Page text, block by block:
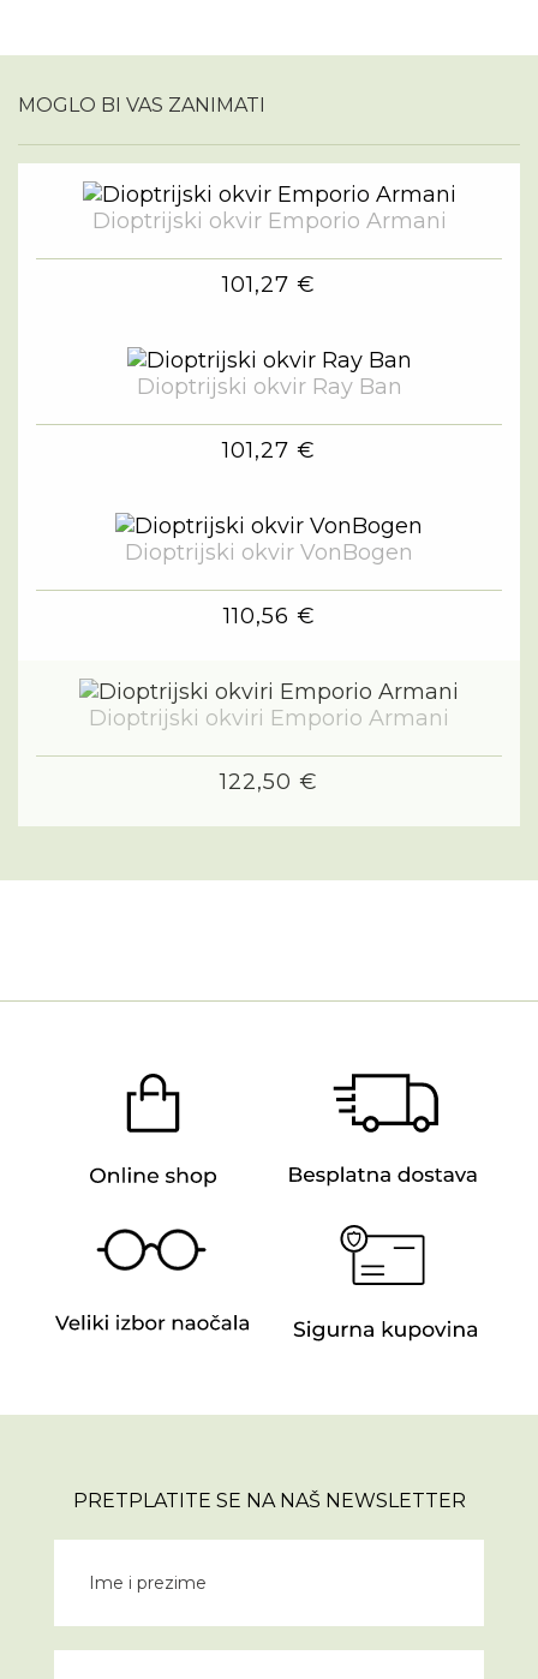
MOGLO BI VAS ZANIMATI
Dioptrijski okvir Emporio Armani
101,27 €
Dioptrijski okvir Ray Ban
101,27 €
Dioptrijski okvir VonBogen
110,56 €
Dioptrijski okviri Emporio Armani
122,50 €
PRETPLATITE SE NA NAŠ NEWSLETTER